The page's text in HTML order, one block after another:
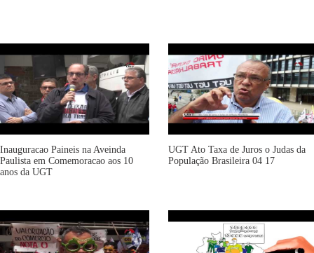
Inauguracao Paineis na Aveinda
Paulista em Comemoracao aos 10
anos da UGT
UGT Ato Taxa de Juros o Judas da
População Brasileira 04 17